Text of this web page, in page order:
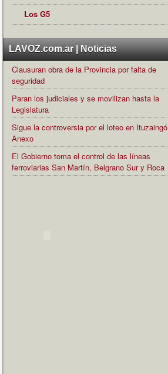
Los G5
LAVOZ.com.ar | Noticias
Clausuran obra de la Provincia por falta de
seguridad
Paran los judiciales y se movilizan hasta la
Legislatura
Sigue la controversia por el loteo en Ituzaingó
Anexo
El Gobierno toma el control de las líneas
ferroviarias San Martín, Belgrano Sur y Roca